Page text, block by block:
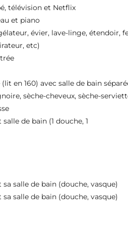
télévision et Netflix
et piano
évier, lave-linge, étendoir,
etc)
en 160) avec salle de bain
sèche-cheveux, sèche-
de bain (1 douche, 1
salle de bain (douche, vasque)
salle de bain (douche, vasque)